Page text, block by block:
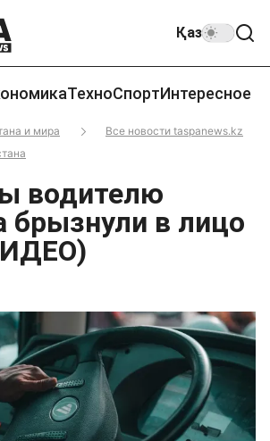
Қаз
ТехноСпортИнтересное
и мира
Все новости taspanews.kz
водителю
брызнули в лицо